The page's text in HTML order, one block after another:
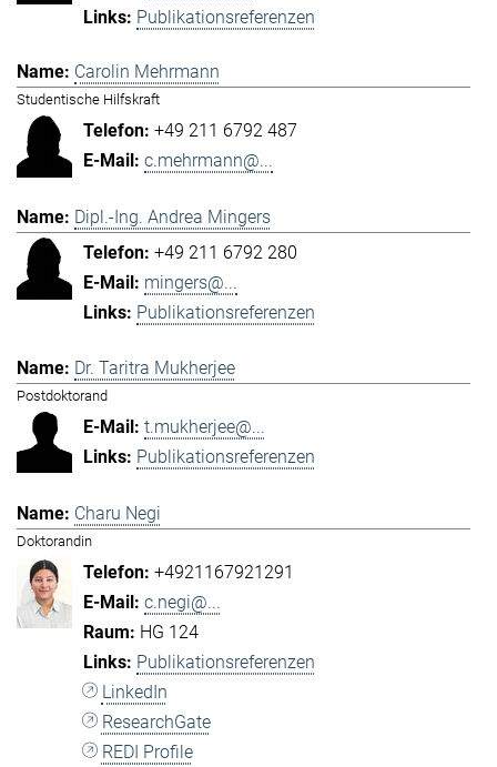
Publikationsreferenzen
Carolin Mehrmann
Studentische Hilfskraft
+49 211 6792 487
c.mehrmann@...
Dipl.-Ing. Andrea Mingers
+49 211 6792 280
mingers@...
Publikationsreferenzen
Dr. Taritra Mukherjee
Postdoktorand
t.mukherjee@...
Publikationsreferenzen
Charu Negi
Doktorandin
+4921167921291
c.negi@...
HG 124
Publikationsreferenzen
LinkedIn
ResearchGate
REDI Profile